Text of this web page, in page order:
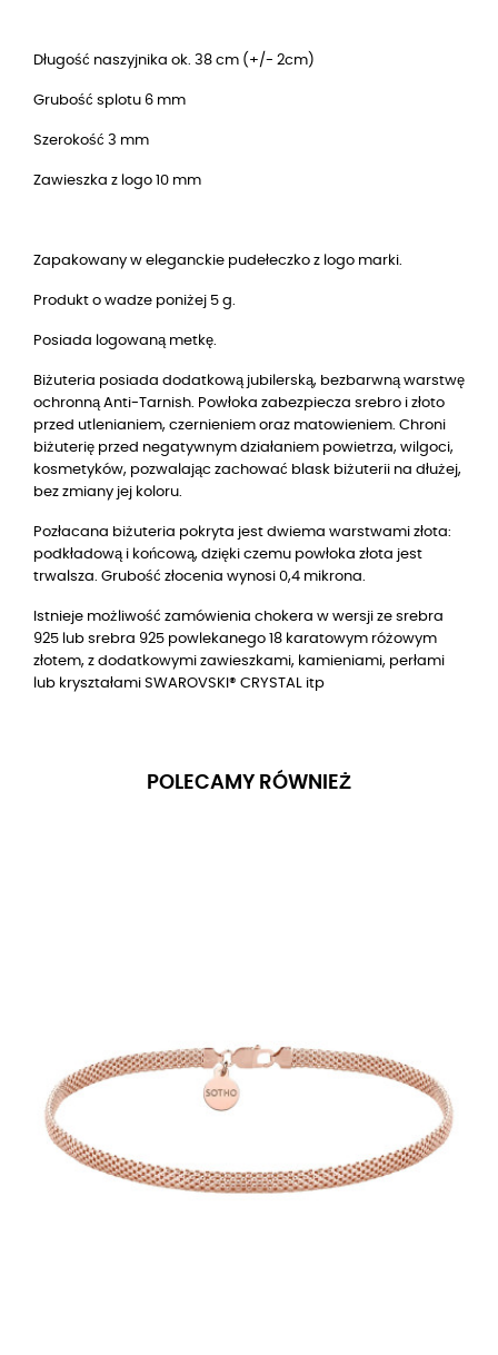
Długość naszyjnika ok. 38 cm (+/- 2cm)
Grubość splotu 6 mm
Szerokość 3 mm
Zawieszka z logo 10 mm
Zapakowany w eleganckie pudełeczko z logo marki.
Produkt o wadze poniżej 5 g.
Posiada logowaną metkę.
Biżuteria posiada dodatkową jubilerską, bezbarwną warstwę
ochronną Anti-Tarnish. Powłoka zabezpiecza srebro i złoto
przed utlenianiem, czernieniem oraz matowieniem. Chroni
biżuterię przed negatywnym działaniem powietrza, wilgoci,
kosmetyków, pozwalając zachować blask biżuterii na dłużej,
bez zmiany jej koloru.
Pozłacana biżuteria pokryta jest dwiema warstwami złota:
podkładową i końcową, dzięki czemu powłoka złota jest
trwalsza. Grubość złocenia wynosi 0,4 mikrona.
Istnieje możliwość zamówienia chokera w wersji ze srebra
925 lub srebra 925 powlekanego 18 karatowym różowym
złotem, z dodatkowymi zawieszkami, kamieniami, perłami
lub kryształami SWAROVSKI® CRYSTAL itp
POLECAMY RÓWNIEŻ